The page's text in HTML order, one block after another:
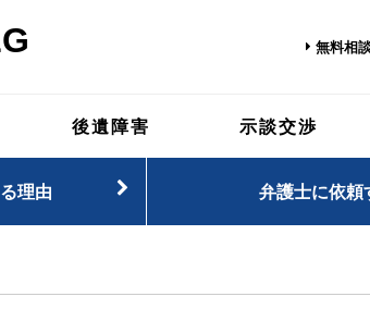
無料相
後遺障害 示談交渉
理由 弁護士に依頼